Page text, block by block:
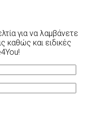
για να λαμβάνετε
καθώς και ειδικές